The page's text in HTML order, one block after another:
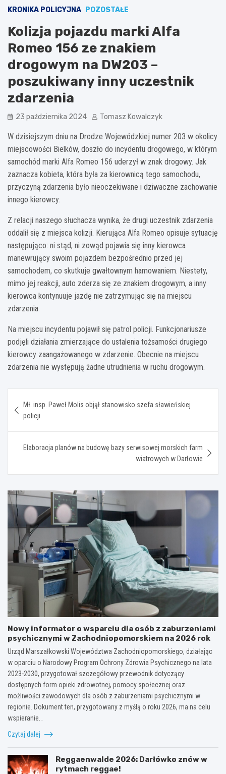
KRONIKA POLICYJNA POZOSTAŁE
Kolizja pojazdu marki Alfa
Romeo 156 ze znakiem
drogowym na DW203 –
poszukiwany inny uczestnik
zdarzenia
23 października 2024 Tomasz Kowalczyk
W dzisiejszym dniu na Drodze Wojewódzkiej numer 203 w okolicy
miejscowości Bielków, doszło do incydentu drogowego, w którym
samochód marki Alfa Romeo 156 uderzył w znak drogowy. Jak
zaznacza kobieta, która była za kierownicą tego samochodu,
przyczyną zdarzenia było nieoczekiwane i dziwaczne zachowanie
innego kierowcy.
Z relacji naszego słuchacza wynika, że drugi uczestnik zdarzenia
oddalił się z miejsca kolizji. Kierująca Alfa Romeo opisuje sytuację
następująco: ni stąd, ni zowąd pojawia się inny kierowca
manewrujący swoim pojazdem bezpośrednio przed jej
samochodem, co skutkuje gwałtownym hamowaniem. Niestety,
mimo jej reakcji, auto zderza się ze znakiem drogowym, a inny
kierowca kontynuuje jazdę nie zatrzymując się na miejscu
zdarzenia.
Na miejscu incydentu pojawił się patrol policji. Funkcjonariusze
podjęli działania zmierzające do ustalenia tożsamości drugiego
kierowcy zaangażowanego w zdarzenie. Obecnie na miejscu
zdarzenia nie występują żadne utrudnienia w ruchu drogowym.
wpisu
Mł. insp. Paweł Molis objął stanowisko szefa sławieńskiej
policji
Elaboracja planów na budowę bazy serwisowej morskich farm
wiatrowych w Darłowie
Nowy informator o wsparciu dla osób z zaburzeniami
psychicznymi w Zachodniopomorskiem na 2026 rok
Urząd Marszałkowski Województwa Zachodniopomorskiego, działając
w oparciu o Narodowy Program Ochrony Zdrowia Psychicznego na lata
2023-2030, przygotował szczegółowy przewodnik dotyczący
dostępnych form opieki zdrowotnej, pomocy społecznej oraz
możliwości zawodowych dla osób z zaburzeniami psychicznymi w
regionie. Dokument ten, przygotowany z myślą o roku 2026, ma na celu
wspieranie…
Czytaj dalej
Reggaenwalde 2026: Darłówko znów w
rytmach reggae!